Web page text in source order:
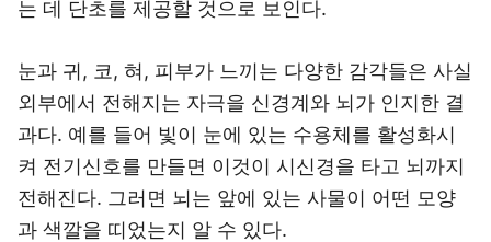
는 데 단초를 제공할 것으로 보인다.
눈과 귀, 코, 혀, 피부가 느끼는 다양한 감각들은 사실
외부에서 전해지는 자극을 신경계와 뇌가 인지한 결
과다. 예를 들어 빛이 눈에 있는 수용체를 활성화시
켜 전기신호를 만들면 이것이 시신경을 타고 뇌까지
전해진다. 그러면 뇌는 앞에 있는 사물이 어떤 모양
과 색깔을 띠었는지 알 수 있다.